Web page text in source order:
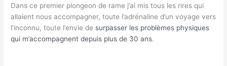
Dans ce premier plongeon de rame j’ai mis tous les rires qui
allaient nous accompagner, toute l’adrénaline d’un voyage vers
l’inconnu, toute l’envie de surpasser les problèmes physiques
qui m’accompagnent depuis plus de 30 ans.